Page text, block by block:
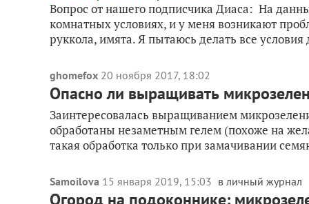
Вопрос от нашего подписчика Диаса: На
комнатных условиях, и у меня возникают
руккола, имята. Я пытаюсь делать все условия
ghomefox 20 ноября 2017, 18:02
Опасно ли выращивать
Заинтересовалась выращиванием
обработаны незаметным гелем (похоже на
такая обработка только при замачивании
Samoilova 15 января 2019, 15:03 в личный журнал
Огород на подоконнике: